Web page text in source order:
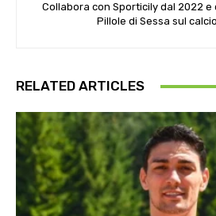
Collabora con Sporticily dal 2022
Pillole di Sessa sul
RELATED ARTICLES